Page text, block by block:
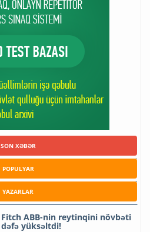
SON XƏBƏR
POPULYAR
YAZARLAR
Fitch ABB-nin reytinqini növbəti
dəfə yüksəltdi!